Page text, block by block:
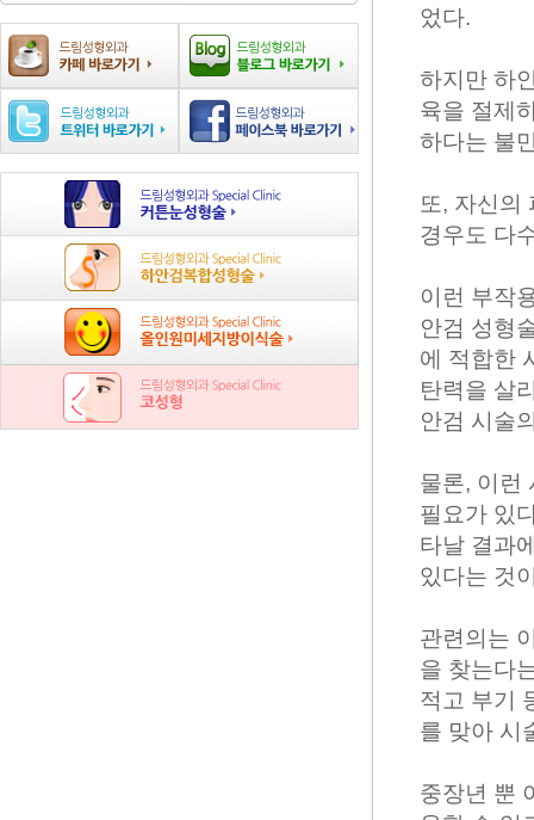
었다.
하지만 하
육을 절제
하다는 불
또, 자신의
경우도 다
이런 부작
안검 성형
에 적합한
탄력을 살
안검 시술
물론, 이런
필요가 있
타날 결과
있다는 것
관련의는
을 찾는다
적고 부기
를 맞아 시
중장년 뿐